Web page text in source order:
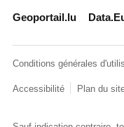
Geoportail.lu
Conditions générales
Accessibilité Plan du